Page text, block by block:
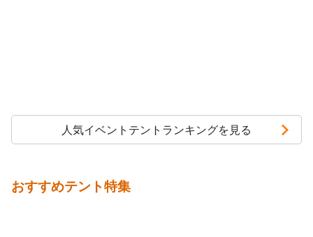
人気イベントテントランキングを見る
おすすめテント特集